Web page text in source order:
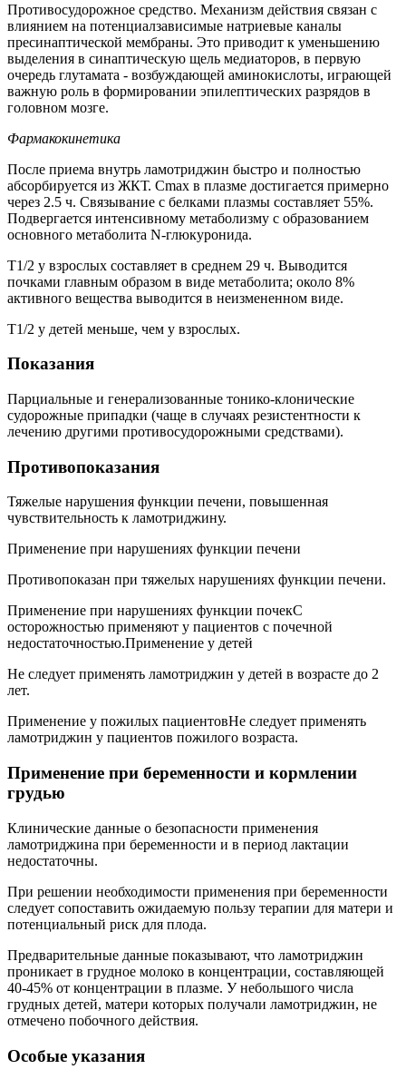
Противосудорожное средство. Механизм действия связан с
влиянием на потенциалзависимые натриевые каналы
пресинаптической мембраны. Это приводит к уменьшению
выделения в синаптическую щель медиаторов, в первую
очередь глутамата - возбуждающей аминокислоты, играющей
важную роль в формировании эпилептических разрядов в
головном мозге.
Фармакокинетика
После приема внутрь ламотриджин быстро и полностью
абсорбируется из ЖКТ. Cmax в плазме достигается примерно
через 2.5 ч. Связывание с белками плазмы составляет 55%.
Подвергается интенсивному метаболизму с образованием
основного метаболита N-глюкуронида.
T1/2 у взрослых составляет в среднем 29 ч. Выводится
почками главным образом в виде метаболита; около 8%
активного вещества выводится в неизмененном виде.
T1/2 у детей меньше, чем у взрослых.
Показания
Парциальные и генерализованные тонико-клонические
судорожные припадки (чаще в случаях резистентности к
лечению другими противосудорожными средствами).
Противопоказания
Тяжелые нарушения функции печени, повышенная
чувствительность к ламотриджину.
Применение при нарушениях функции печени
Противопоказан при тяжелых нарушениях функции печени.
Применение при нарушениях функции почекС
осторожностью применяют у пациентов с почечной
недостаточностью.Применение у детей
Не следует применять ламотриджин у детей в возрасте до 2
лет.
Применение у пожилых пациентовНе следует применять
ламотриджин у пациентов пожилого возраста.
Применение при беременности и кормлении
грудью
Клинические данные о безопасности применения
ламотриджина при беременности и в период лактации
недостаточны.
При решении необходимости применения при беременности
следует сопоставить ожидаемую пользу терапии для матери и
потенциальный риск для плода.
Предварительные данные показывают, что ламотриджин
проникает в грудное молоко в концентрации, составляющей
40-45% от концентрации в плазме. У небольшого числа
грудных детей, матери которых получали ламотриджин, не
отмечено побочного действия.
Особые указания